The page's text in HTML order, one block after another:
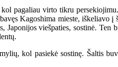
pagaliau virto tikru
Kagoshima mieste, iškeliavo į
viešpaties, sostinė. Ten
kol pasiekė sostinę. Šaltis